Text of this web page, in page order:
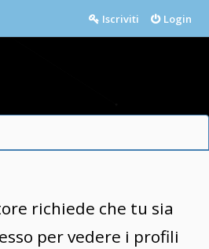
Login
Iscriviti
richiede che tu sia
per vedere i profili